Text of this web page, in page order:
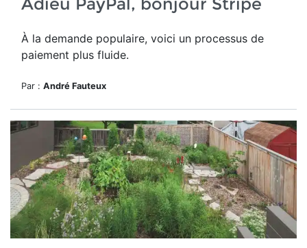
À la demande populaire, voici un processus de
paiement plus fluide.
Par : André Fauteux